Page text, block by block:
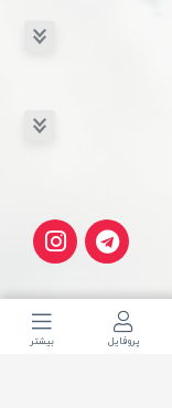
پروفایل بیشتر